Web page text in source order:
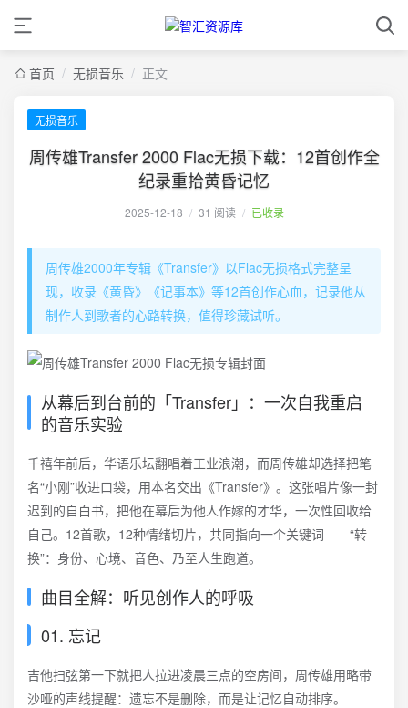
首页 / 无损音乐 / 正文
无损音乐
周传雄Transfer 2000 Flac无损下载：12首创作全
纪录重拾黄昏记忆
2025-12-18 / 31 阅读 / 已收录
周传雄2000年专辑《Transfer》以Flac无损格式完整呈
现，收录《黄昏》《记事本》等12首创作心血，记录他从
制作人到歌者的心路转换，值得珍藏试听。
从幕后到台前的「Transfer」：一次自我重启
的音乐实验
千禧年前后，华语乐坛翻唱着工业浪潮，而周传雄却选择把笔
名“小刚”收进口袋，用本名交出《Transfer》。这张唱片像一封
迟到的自白书，把他在幕后为他人作嫁的才华，一次性回收给
自己。12首歌，12种情绪切片，共同指向一个关键词——“转
换”：身份、心境、音色、乃至人生跑道。
曲目全解：听见创作人的呼吸
01. 忘记
吉他扫弦第一下就把人拉进凌晨三点的空房间，周传雄用略带
沙哑的声线提醒：遗忘不是删除，而是让记忆自动排序。